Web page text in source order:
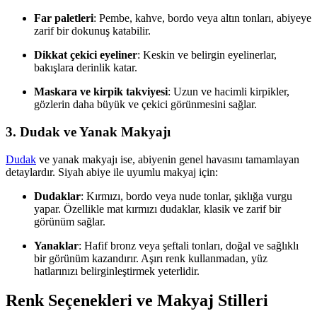
Far paletleri: Pembe, kahve, bordo veya altın tonları, abiyeye
zarif bir dokunuş katabilir.
Dikkat çekici eyeliner: Keskin ve belirgin eyelinerlar,
bakışlara derinlik katar.
Maskara ve kirpik takviyesi: Uzun ve hacimli kirpikler,
gözlerin daha büyük ve çekici görünmesini sağlar.
3. Dudak ve Yanak Makyajı
Dudak ve yanak makyajı ise, abiyenin genel havasını tamamlayan
detaylardır. Siyah abiye ile uyumlu makyaj için:
Dudaklar: Kırmızı, bordo veya nude tonlar, şıklığa vurgu
yapar. Özellikle mat kırmızı dudaklar, klasik ve zarif bir
görünüm sağlar.
Yanaklar: Hafif bronz veya şeftali tonları, doğal ve sağlıklı
bir görünüm kazandırır. Aşırı renk kullanmadan, yüz
hatlarınızı belirginleştirmek yeterlidir.
Renk Seçenekleri ve Makyaj Stilleri